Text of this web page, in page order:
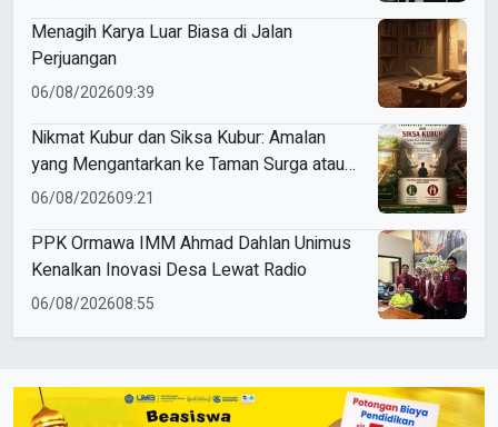
Menagih Karya Luar Biasa di Jalan
Perjuangan
06/08/202609:39
Nikmat Kubur dan Siksa Kubur: Amalan
yang Mengantarkan ke Taman Surga atau
Azab Barzakh
06/08/202609:21
PPK Ormawa IMM Ahmad Dahlan Unimus
Kenalkan Inovasi Desa Lewat Radio
06/08/202608:55